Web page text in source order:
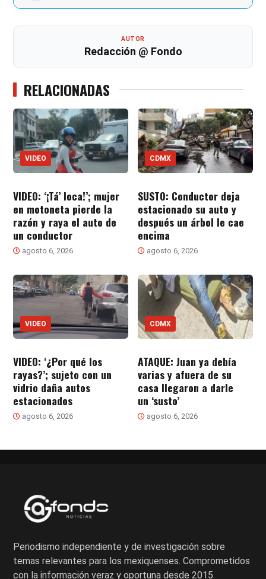
AUTOR
Redacción @ Fondo
RELACIONADAS
VIDEO
VIDEO: ‘¡Tá’ loca!’; mujer
en motoneta pierde la
razón y raya el auto de
un conductor
agosto 6, 2026
CDMX
SUSTO: Conductor deja
estacionado su auto y
después un árbol le cae
encima
agosto 6, 2026
VIDEO
VIDEO: ‘¿Por qué los
rayas?’; sujeto con un
vidrio daña autos
estacionados
agosto 6, 2026
CDMX
ATAQUE: Juan ya debía
varias y afuera de su
casa llegaron a darle
un ‘susto’
agosto 6, 2026
Periodismo independiente y de investigación sobre
temas relevantes para los mexiquenses. Comprometidos
con la información veraz y oportuna desde 2015.